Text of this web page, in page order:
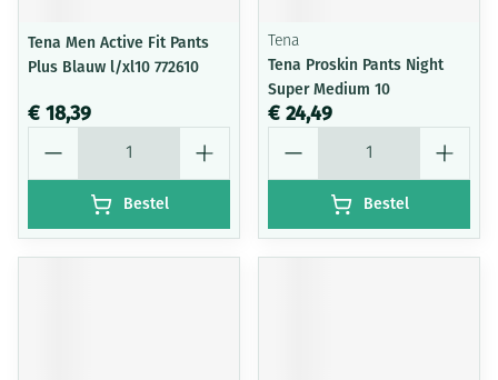
Tena Men Active Fit Pants
Plus Blauw l/xl10 772610
€ 18,39
Bestel
Tena
Tena Proskin Pants Night
Super Medium 10
€ 24,49
Bestel